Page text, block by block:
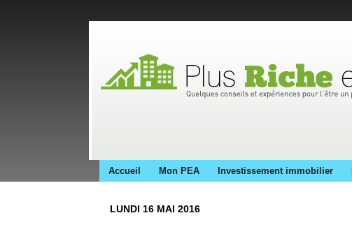
Accueil Mon PEA Investissement immobilier
LUNDI 16 MAI 2016